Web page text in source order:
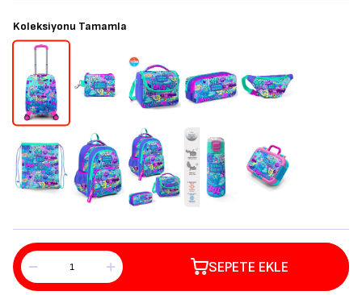
Koleksiyonu Tamamla
SEPETE EKLE